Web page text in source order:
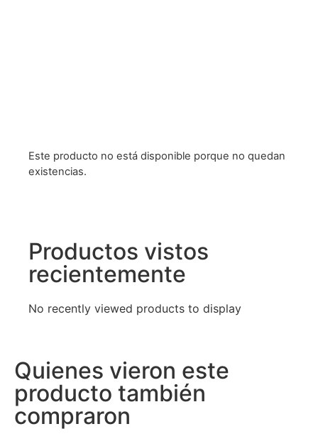
Este producto no está disponible porque no quedan
existencias.
Productos vistos
recientemente
No recently viewed products to display
Quienes vieron este
producto también
compraron